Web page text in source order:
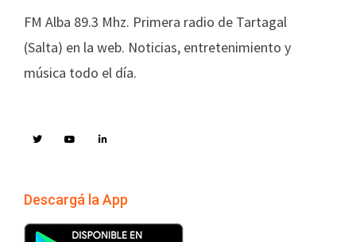
FM Alba 89.3 Mhz. Primera radio de Tartagal
(Salta) en la web. Noticias, entretenimiento y
música todo el día.
Descargá la App